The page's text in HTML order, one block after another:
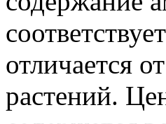
отличается
растений.